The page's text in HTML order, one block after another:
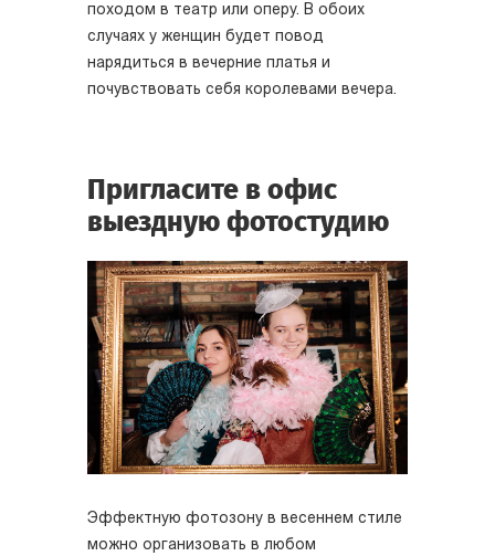
походом в театр или оперу. В обоих
случаях у женщин будет повод
нарядиться в вечерние платья и
почувствовать себя королевами вечера.
Пригласите в офис
выездную фотостудию
Эффектную фотозону в весеннем стиле
можно организовать в любом